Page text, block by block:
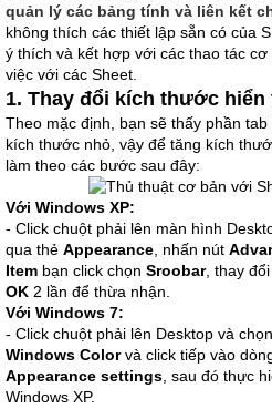
quản lý các bảng tính và liên kết
không thích các thiết lập sẵn có của
ý thích và kết hợp với các thao tác
việc với các Sheet.
1. Thay đổi kích thước hiển
Theo mặc định, bạn sẽ thấy phần
kích thước nhỏ, vậy để tăng kích
làm theo các bước sau đây:
Với Windows XP:
- Click chuột phải lên màn hình
qua thẻ Appearance , nhấn nút
Item bạn click chọn Sroobar, thay
OK 2 lần để thừa nhận.
Với Windows 7:
- Click chuột phải lên Desktop và chọn
Windows Colorvà click tiếp vào
Appearance settings , sau đó thực
Windows XP.